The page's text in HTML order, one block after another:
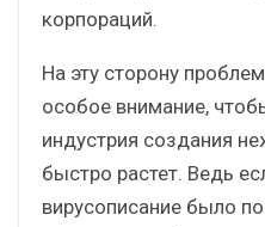
корпораций.
На эту сторону
особое внимание,
индустрия создания
быстро растет. Ведь
вирусописание было